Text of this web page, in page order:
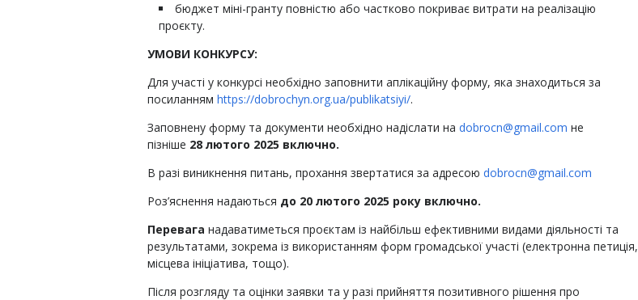
бюджет міні-гранту повністю або частково покриває витрати на реалізацію
проєкту.
УМОВИ КОНКУРСУ:
Для участі у конкурсі необхідно заповнити аплікаційну форму, яка знаходиться за
посиланням https://dobrochyn.org.ua/publikatsiyi/.
Заповнену форму та документи необхідно надіслати на dobrocn@gmail.com не
пізніше 28 лютого 2025 включно.
В разі виникнення питань, прохання звертатися за адресою dobrocn@gmail.com
Роз’яснення надаються до 20 лютого 2025 року включно.
Перевага надаватиметься проєктам із найбільш ефективними видами діяльності та
результатами, зокрема із використанням форм громадської участі (електронна петиція,
місцева ініціатива, тощо).
Після розгляду та оцінки заявки та у разі прийняття позитивного рішення про